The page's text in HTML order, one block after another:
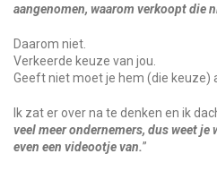
aangenomen, waarom verkoopt die
Daarom niet.
Verkeerde keuze van jou.
Geeft niet moet je hem (die keuze)
Ik zat er over na te denken en ik
veel meer ondernemers, dus weet je
even een videootje van.”